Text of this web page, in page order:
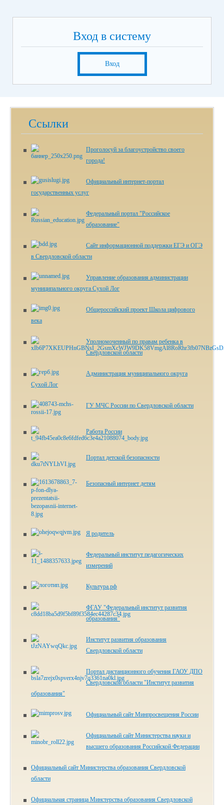
Вход в систему
Вход
Ссылки
Проголосуй за благоустройство своего
города!
Официальный интернет-портал
государственных услуг
Федеральный портал "Российское
образование"
Сайт информационной поддержки ЕГЭ и ОГЭ
в Свердловской области
Управление образования администрации
муниципального округа Сухой Лог
Общероссийский проект Школа цифрового
века
Уполномоченный по правам ребенка в
Свердловской области
Администрация муниципального округа
Сухой Лог
ГУ МЧС России по Свердловской области
Работа России
Портал детской безопасности
Безопасный интернет детям
Я родитель
Федеральный институт педагогических
измерений
Культура.рф
ФГАУ "Федеральный институт развития
образования"
Институт развития образования
Свердловской области
Портал дистанционного обучения ГАОУ ДПО
Свердловской области "Институт развития
образования"
Официальный сайт Минпросвещения России
Официальный сайт Министерства науки и
высшего образования Российской Федерации
Официальный сайт Министерства образования Свердловской
области
Официальная страница Минстерства образования Свердловской